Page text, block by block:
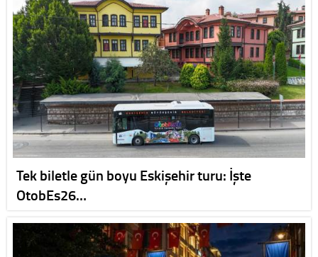
Tek biletle gün boyu Eskişehir turu: İşte
OtobEs26…